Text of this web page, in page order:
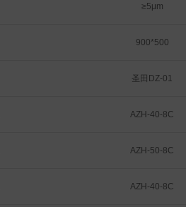
≥5μm
900*500
圣田DZ-01
AZH-40-8C
AZH-50-8C
AZH-40-8C